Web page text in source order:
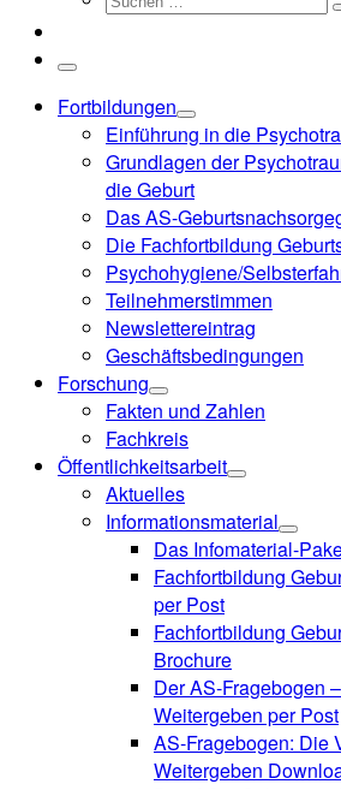
Menü
Fortbildungen
Einführung in die
Grundlagen der
die Geburt
Das AS-
Die Fachfortbildung
Psychohygiene/
Teilnehmerstimmen
Newslettereintrag
Geschäftsbedingungen
Forschung
Fakten und Zahlen
Fachkreis
Öffentlichkeitsarbeit
Aktuelles
Informationsmaterial
Das Infomaterial-
Fachfortbildung
per Post
Fachfortbildung
Brochure
Der AS-Fragebogen
Weitergeben per Post
AS-Fragebogen: Die
Weitergeben